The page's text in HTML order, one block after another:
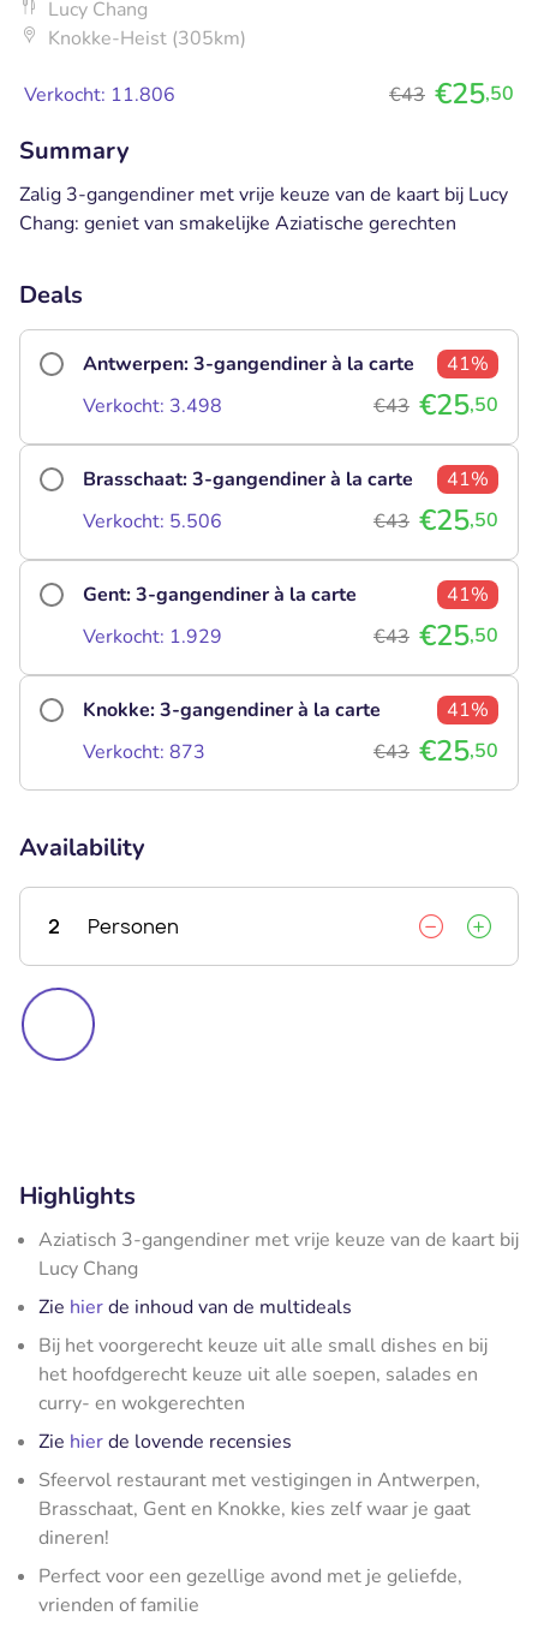
Lucy Chang
Knokke-Heist (305km)
Verkocht: 11.806 €43 €25,50
Summary
Zalig 3-gangendiner met vrije keuze van de kaart bij Lucy
Chang: geniet van smakelijke Aziatische gerechten
Deals
Antwerpen: 3-gangendiner à la carte
41%
Verkocht: 3.498
€43 €25,50
Brasschaat: 3-gangendiner à la carte
41%
Verkocht: 5.506
€43 €25,50
Gent: 3-gangendiner à la carte
41%
Verkocht: 1.929
€43 €25,50
Knokke: 3-gangendiner à la carte
41%
Verkocht: 873
€43 €25,50
Availability
2 Personen
Highlights
Aziatisch 3-gangendiner met vrije keuze van de kaart bij
Lucy Chang
Zie hierde inhoud van de multideals
Bij het voorgerecht keuze uit alle small dishes en bij
het hoofdgerecht keuze uit alle soepen, salades en
curry- en wokgerechten
Zie hierde lovende recensies
Sfeervol restaurant met vestigingen in Antwerpen,
Brasschaat, Gent en Knokke, kies zelf waar je gaat
dineren!
Perfect voor een gezellige avond met je geliefde,
vrienden of familie